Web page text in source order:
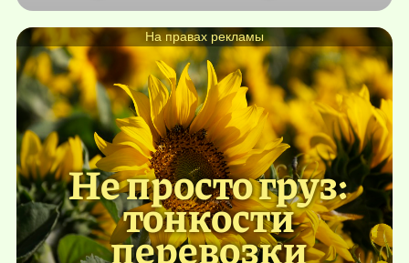
Не просто груз:
тонкости
перевозки
На правах рекламы